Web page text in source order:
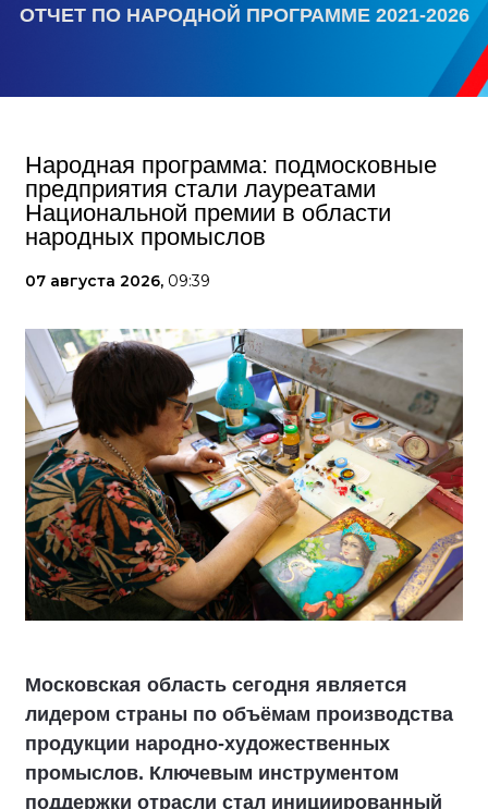
ОТЧЕТ ПО НАРОДНОЙ ПРОГРАММЕ 2021-2026
Народная программа: подмосковные
предприятия стали лауреатами
Национальной премии в области
народных промыслов
07 августа 2026, 09:39
Московская область сегодня является
лидером страны по объёмам производства
продукции народно-художественных
промыслов. Ключевым инструментом
поддержки отрасли стал инициированный